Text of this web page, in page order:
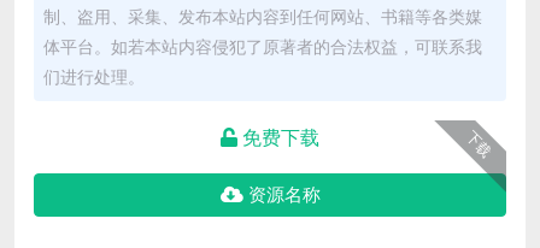
制、盗用、采集、发布本站内容到任何网站、书籍等各类媒
体平台。如若本站内容侵犯了原著者的合法权益，可联系我
们进行处理。
下载
免费下载
资源名称